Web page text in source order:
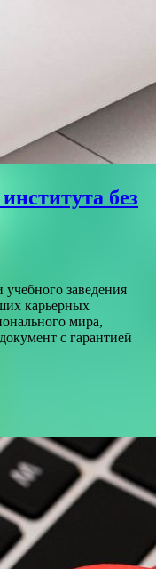
без
заведения
карьерных
мира,
с гарантией